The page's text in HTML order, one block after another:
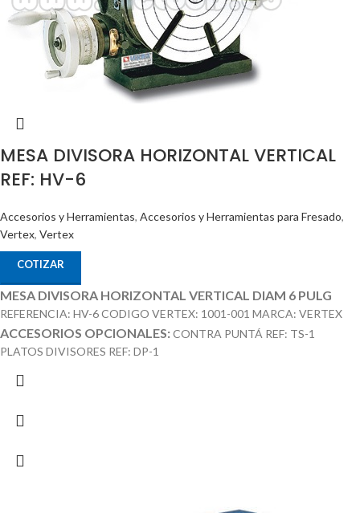
MESA DIVISORA HORIZONTAL VERTICAL
REF: HV-6
Accesorios y Herramientas, Accesorios y Herramientas para Fresado,
Vertex, Vertex
COTIZAR
MESA DIVISORA HORIZONTAL VERTICAL DIAM 6 PULG
REFERENCIA: HV-6 CODIGO VERTEX: 1001-001 MARCA: VERTEX
ACCESORIOS OPCIONALES:CONTRA PUNTÁ REF: TS-1
PLATOS DIVISORES REF: DP-1